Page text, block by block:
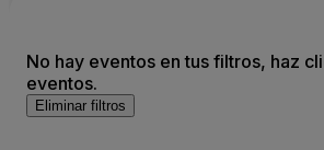
No hay eventos en tus filtros, haz
eventos.
Eliminar filtros